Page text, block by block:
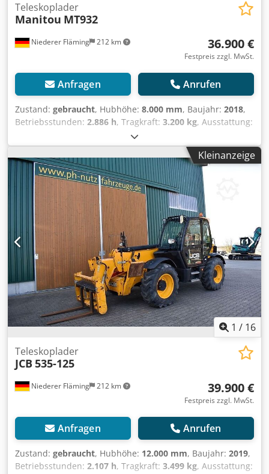
Niederer Fläming 212 km
Teleskoplader
Manitou MT932
36.900 €
Festpreis zzgl. MwSt.
Anfragen Anrufen
Zustand: gebraucht, Hubhöhe: 8.000 mm, Baujahr: 2018,
Betriebsstunden: 2.886 h, Tragkraft: 3.200 kg, Ausstattung:
, Manitou MT932 Baujahr 2018 2.886 Stunden 3
Steuerkreis 3 Lenkarten - Vorderrad-Hundegang-Allrad
Hubhöhe 9 m Tragkraft 3,2 to Preis 36.900,00 € netto
Gegen Aufpreis erhältlich Erdschaufel 1.490,00 € netto
Leichtgutschaufel 2 m³ 1.950,00 € netto Leichtgutschaufel
2,7 m³ 2.150,00 € netto Leichtgutschaufel mit doppelter
Schürfleiste (Wendemesser) 2 m³ 2.250,00 € netto
Leichtgutschaufel mit doppelter Schürfleiste
(Wendemesser) 2,7 m³ 2.450,00 € netto Für JCB oder
Manitou, Claas, Merlo Arbeitskorb klein 1,2m breit 990,00 €
netto Arbeitskorb groß 2m breit 1.550,00 € netto
Besichtigung jederzeit möglich, nach telefonischer Temin
Absprache. Codpfxoy Tz Dqe Aamsrf Alle Angaben ohne
Gewähr.
Kleinanzeige
1 / 16
Niederer Fläming 212 km
Teleskoplader
JCB 535-125
39.900 €
Festpreis zzgl. MwSt.
Anfragen Anrufen
Zustand: gebraucht, Hubhöhe: 12.000 mm, Baujahr: 2019,
Betriebsstunden: 2.107 h, Tragkraft: 3.499 kg, Ausstattung: